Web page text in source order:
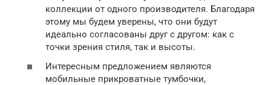
коллекции от одного производителя. Благодаря
этому мы будем уверены, что они будут
идеально согласованы друг с другом: как с
точки зрения стиля, так и высоты.
Интересным предложением являются
мобильные прикроватные тумбочки,